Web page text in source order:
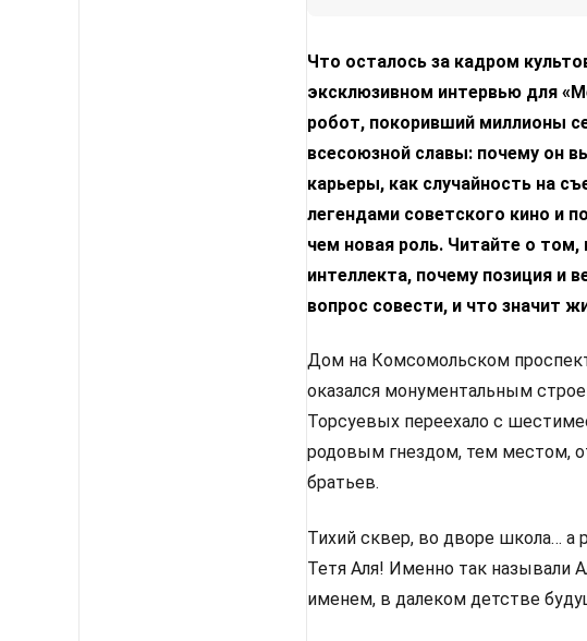
Что осталось за кадром
эксклюзивном интервью для
робот, покоривший миллионы
всесоюзной славы: почему он
карьеры, как случайность на
легендами советского кино и
чем новая роль. Читайте о том,
интеллекта, почему позиция и
вопрос совести, и что значит
Дом на Комсомольском
оказался монументальным
Торсуевых переехало с
родовым гнездом, тем местом,
братьев.
Тихий сквер, во дворе школа… а
Тетя Аля! Именно так называли
именем, в далеком детстве